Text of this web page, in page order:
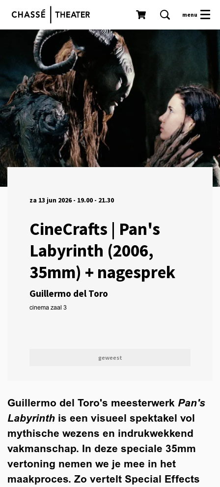
menu
CineCrafts | Pan's
Labyrinth (2006,
35mm) + nagesprek
Guillermo del Toro
za 13 jun 2026 - 19.00 - 21.30
cinema zaal 3
geweest
Guillermo del Toro's meesterwerk Pan's
Labyrinth is een visueel spektakel vol
mythische wezens en indrukwekkend
vakmanschap. In deze speciale 35mm
vertoning nemen we je mee in het
maakproces. Zo vertelt Special Effects